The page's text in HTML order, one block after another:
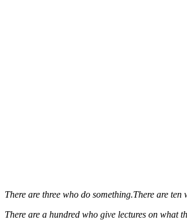
There are three who do something.There are
There are a hundred who give lectures on what